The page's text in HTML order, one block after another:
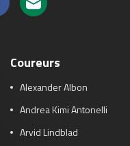
Coureurs
Alexander Albon
Andrea Kimi Antonelli
Arvid Lindblad